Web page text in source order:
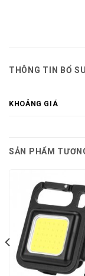
THÔNG TIN BỔ
KHOẢNG GIÁ
SẢN PHẨM